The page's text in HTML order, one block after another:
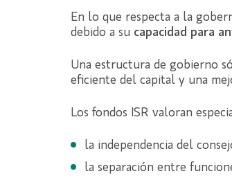
En lo que respecta a la
debido a su capacidad para
Una estructura de gobierno
eficiente del capital y una
Los fondos ISR valoran
la independencia del
la separación entre